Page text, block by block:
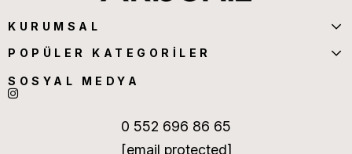
KURUMSAL
POPÜLER KATEGORİLER
SOSYAL MEDYA
0 552 696 86 65
[email protected]